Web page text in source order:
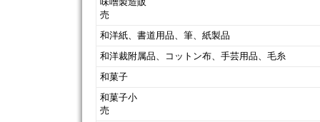
和洋紙、書道用品、筆、紙製品
和洋裁附属品、コットン布、手芸用品、毛糸
和菓子
和菓子小